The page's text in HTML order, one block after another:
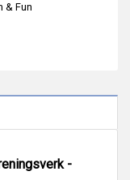
& Fun
-